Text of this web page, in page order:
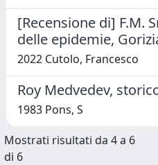
[Recensione di] F.M.
delle epidemie,
2022 Cutolo, Francesco
Roy Medvedev,
1983 Pons, S
Mostrati risultati da 4 a 6
di 6